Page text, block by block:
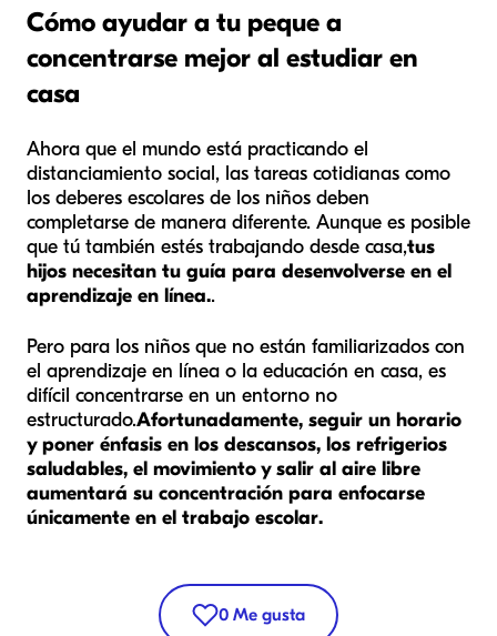
Cómo ayudar a tu peque a
concentrarse mejor al estudiar en
casa
Ahora que el mundo está practicando el
distanciamiento social, las tareas cotidianas como
los deberes escolares de los niños deben
completarse de manera diferente. Aunque es posible
que tú también estés trabajando desde casa,tus
hijos necesitan tu guía para desenvolverse en el
aprendizaje en línea..
Pero para los niños que no están familiarizados con
el aprendizaje en línea o la educación en casa, es
difícil concentrarse en un entorno no
estructurado.Afortunadamente, seguir un horario
y poner énfasis en los descansos, los refrigerios
saludables, el movimiento y salir al aire libre
aumentará su concentración para enfocarse
únicamente en el trabajo escolar.
0 Me gusta